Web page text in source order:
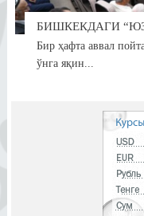
БИШКЕКДАГИ
Бир ҳафта аввал
ўнга яқин...